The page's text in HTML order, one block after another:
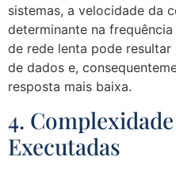
sistemas, a velocidade da
determinante na
de rede lenta pode resultar
de dados e,
resposta mais baixa.
4.
Executadas